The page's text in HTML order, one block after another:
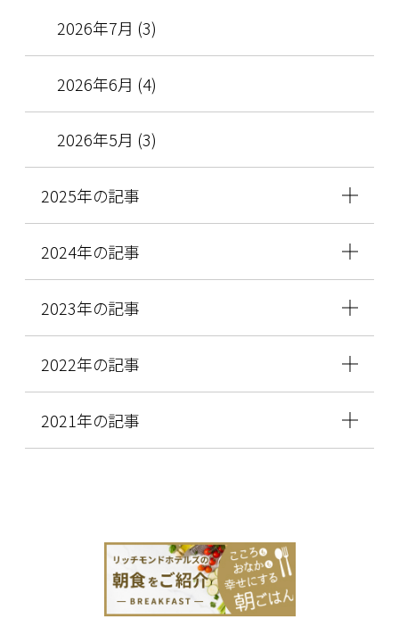
2026年7月 (3)
2026年6月 (4)
2026年5月 (3)
2025年の記事
2024年の記事
2023年の記事
2022年の記事
2021年の記事